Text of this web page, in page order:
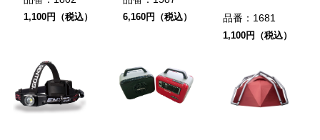
1,100円（税込） 6,160円（税込） 品番： 1681
1,100円（税込）